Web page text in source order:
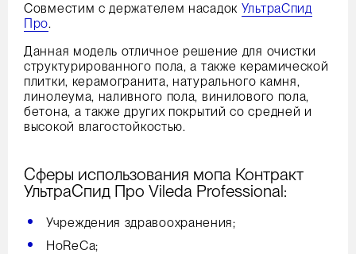
Совместим с держателем насадок УльтраСпид
Про.
Данная модель отличное решение для очистки
структурированного пола, а также керамической
плитки, керамогранита, натурального камня,
линолеума, наливного пола, винилового пола,
бетона, а также других покрытий со средней и
высокой влагостойкостью.
Сферы использования мопа Контракт
УльтраСпид Про Vileda Professional:
Учреждения здравоохранения;
HoReCa;